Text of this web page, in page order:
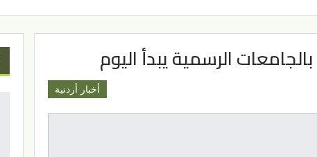
الرسمية يبدأ اليوم
أخبار أردنية